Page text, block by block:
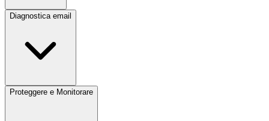
Diagnostica email
Proteggere e Monitorare